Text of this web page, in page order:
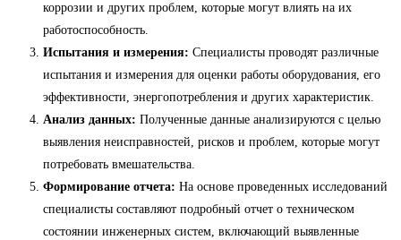
коррозии и других проблем, которые могут влиять на их
работоспособность.
Испытания и измерения: Специалисты проводят различные
испытания и измерения для оценки работы оборудования, его
эффективности, энергопотребления и других характеристик.
Анализ данных: Полученные данные анализируются с целью
выявления неисправностей, рисков и проблем, которые могут
потребовать вмешательства.
Формирование отчета: На основе проведенных исследований
специалисты составляют подробный отчет о техническом
состоянии инженерных систем, включающий выявленные